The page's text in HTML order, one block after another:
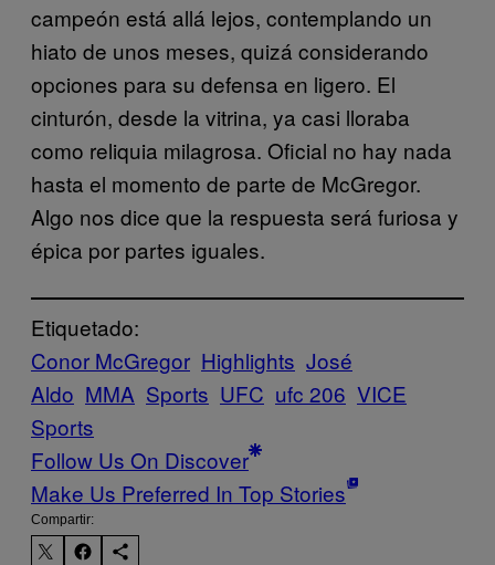
campeón está allá lejos, contemplando un
hiato de unos meses, quizá considerando
opciones para su defensa en ligero. El
cinturón, desde la vitrina, ya casi lloraba
como reliquia milagrosa. Oficial no hay nada
hasta el momento de parte de McGregor.
Algo nos dice que la respuesta será furiosa y
épica por partes iguales.
Etiquetado:
Conor McGregor Highlights José
Aldo MMA Sports UFC ufc 206 VICE
Sports
Follow Us On Discover
Make Us Preferred In Top Stories
Compartir: